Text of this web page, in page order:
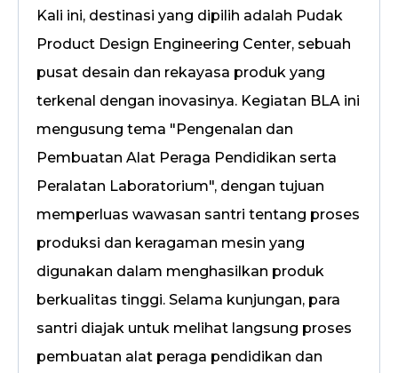
Kali ini, destinasi yang dipilih adalah Pudak
Product Design Engineering Center, sebuah
pusat desain dan rekayasa produk yang
terkenal dengan inovasinya. Kegiatan BLA ini
mengusung tema "Pengenalan dan
Pembuatan Alat Peraga Pendidikan serta
Peralatan Laboratorium", dengan tujuan
memperluas wawasan santri tentang proses
produksi dan keragaman mesin yang
digunakan dalam menghasilkan produk
berkualitas tinggi. Selama kunjungan, para
santri diajak untuk melihat langsung proses
pembuatan alat peraga pendidikan dan